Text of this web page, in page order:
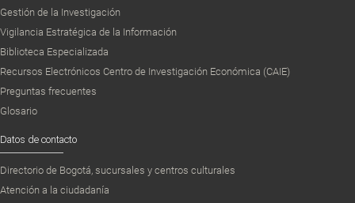
Gestión de la Investigación
Vigilancia Estratégica de la Información
Biblioteca Especializada
Recursos Electrónicos Centro de Investigación Económica (CAIE)
Preguntas frecuentes
Glosario
Datos de contacto
Directorio de Bogotá, sucursales y centros culturales
Atención a la ciudadanía